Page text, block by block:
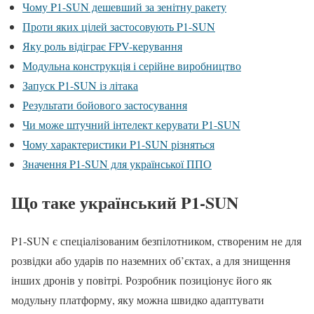
Чому P1-SUN дешевший за зенітну ракету
Проти яких цілей застосовують P1-SUN
Яку роль відіграє FPV-керування
Модульна конструкція і серійне виробництво
Запуск P1-SUN із літака
Результати бойового застосування
Чи може штучний інтелект керувати P1-SUN
Чому характеристики P1-SUN різняться
Значення P1-SUN для української ППО
Що таке український P1-SUN
P1-SUN є спеціалізованим безпілотником, створеним не для
розвідки або ударів по наземних об’єктах, а для знищення
інших дронів у повітрі. Розробник позиціонує його як
модульну платформу, яку можна швидко адаптувати